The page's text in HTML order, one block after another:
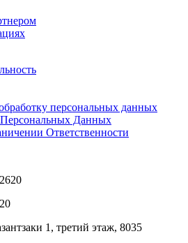
персональных данных
Данных
Ответственности
1, третий этаж, 8035